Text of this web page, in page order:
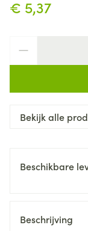
€ 5,37
Bekijk alle
Beschikbare
Beschrijving